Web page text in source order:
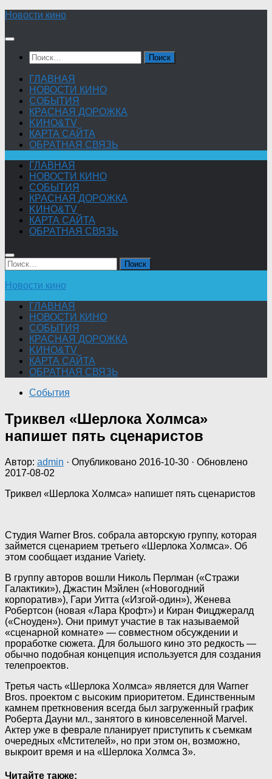
Skip
content
Новости кино
Найти:
ГЛАВНАЯ
НОВОСТИ КИНО
СОБЫТИЯ
КРАСНАЯ ДОРОЖКА
KИНО&TV
КАРТА САЙТА
ОБРАТНАЯ СВЯЗЬ
ГЛАВНАЯ
НОВОСТИ КИНО
СОБЫТИЯ
КРАСНАЯ ДОРОЖКА
KИНО&TV
КАРТА САЙТА
ОБРАТНАЯ СВЯЗЬ
Найти:
Новости кино
ГЛАВНАЯ
НОВОСТИ КИНО
СОБЫТИЯ
КРАСНАЯ ДОРОЖКА
KИНО&TV
КАРТА САЙТА
ОБРАТНАЯ СВЯЗЬ
События
Триквел «Шерлока Холмса»
напишет пять сценаристов
Автор: admin · Опубликовано 2016-10-30 · Обновлено
2017-08-02
Триквел «Шерлока Холмса» напишет пять сценаристов
Студия Warner Bros. собрала авторскую группу, которая
займется сценарием третьего «Шерлока Холмса». Об
этом сообщает издание Variety.
В группу авторов вошли Николь Перлман («Стражи
Галактики»), Джастин Мэйлен («Новогодний
корпоратив»), Гари Уитта («Изгой-один»), Женева
Робертсон (новая «Лара Крофт») и Киран Фицджералд
(«Сноуден»). Они примут участие в так называемой
«сценарной комнате» — совместном обсуждении и
проработке сюжета. Для большого кино это редкость —
обычно подобная концепция используется для создания
телепроектов.
Третья часть «Шерлока Холмса» является для Warner
Bros. проектом с высоким приоритетом. Единственным
камнем преткновения всегда был загруженный график
Роберта Дауни мл., занятого в киновселенной Marvel.
Актер уже в феврале планирует приступить к съемкам
очередных «Мстителей», но при этом он, возможно,
выкроит время и на «Шерлока Холмса 3».
Читайте также: